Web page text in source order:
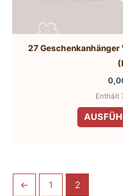
27
Enthält
← 1 2